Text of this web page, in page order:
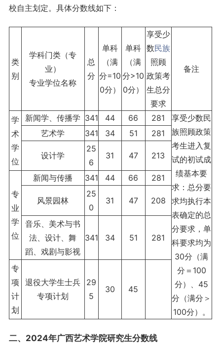
校自主划定。具体分数线如下：
类
别
学科门类（专
业）
专业学位名称
总
分
单科
（满
分=10
0分）
单科
（满
分>10
0分）
享受少
数民族
照顾
政策考
生总分
要求
备注
学
术
学
位
新闻学、传播学 341 44 66 281
享受少数民
族照顾政策
考生进入复
试的初试成
绩基本要
求：总分要
求均执行本
表确定的总
分要求，单
科要求均为
30分（满
分＝100
分）、45
分（满分＞
100分）。
艺术学 341 34 51 281
设计学
25
6
31 47 213
专
业
学
位
新闻与传播 341 44 66 281
风景园林
25
0
31 47 208
音乐、美术与书
法、设计、舞
蹈、戏剧与影视
341 34 51 281
专
项
计
划
退役大学生士兵
专项计划
29
5
30 45
二、2024年广西艺术学院研究生分数线